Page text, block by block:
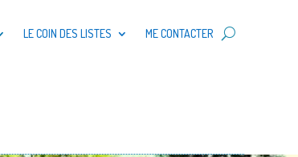
LE COIN DES LISTES ME CONTACTER